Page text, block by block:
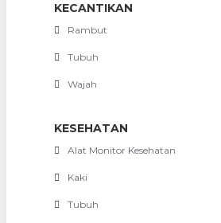
KECANTIKAN
Rambut
Tubuh
Wajah
KESEHATAN
Alat Monitor Kesehatan
Kaki
Tubuh